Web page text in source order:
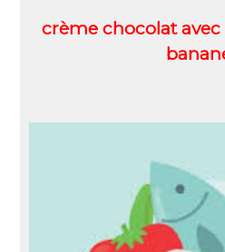
crème chocolat